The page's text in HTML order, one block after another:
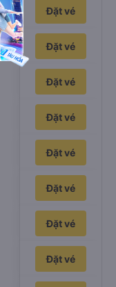
18h24p
Đặt vé
1h32pĐặt vé
1h47pĐặt vé
1h33pĐặt vé
1h33pĐặt vé
1h33pĐặt vé
2h25pĐặt vé
1h57pĐặt vé